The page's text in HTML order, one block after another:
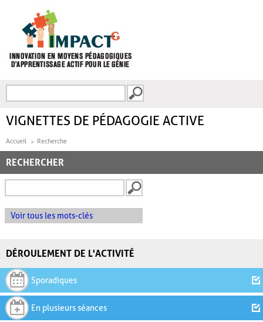
FORMULAIRE DE
VIGNETTES DE PÉDAGOGIE ACTIVE
Accueil Recherche
RECHERCHER
Voir tous les mots-clés
DÉROULEMENT DE L'ACTIVITÉ
Sporadiques
En plusieurs séances